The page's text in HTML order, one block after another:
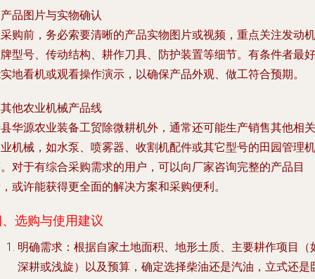
品图片与实物确认
购前，务必索要清晰的产品实物图片或视频，重点关注发动机
型号、传动结构、耕作刀具、防护装置等细节。有条件者最好
地看机或观看操作演示，以确保产品外观、做工符合预期。
他农业机械产品线
华源农业装备工贸除微耕机外，通常还可能生产销售其他相关
机械，如水泵、喷雾器、收割机配件或其它型号的田园管理机
对于有综合采购需求的用户，可以向厂家咨询完整的产品目
或许能获得更全面的解决方案和采购便利。
选购与使用建议
明确需求 ：根据自家土地面积、地形土质、主要耕作项目（
深耕或浅旋）以及预算，确定选择柴油还是汽油，立式还是